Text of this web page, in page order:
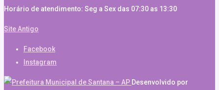
Horário de atendimento: Seg a Sex das 07:30 as 13:30
Site Antigo
Facebook
Instagram
Desenvolvido por